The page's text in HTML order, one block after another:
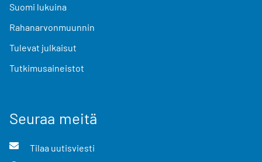
Suomi lukuina
Rahanarvonmuunnin
Tulevat julkaisut
Tutkimusaineistot
Seuraa meitä
Tilaa uutisviesti